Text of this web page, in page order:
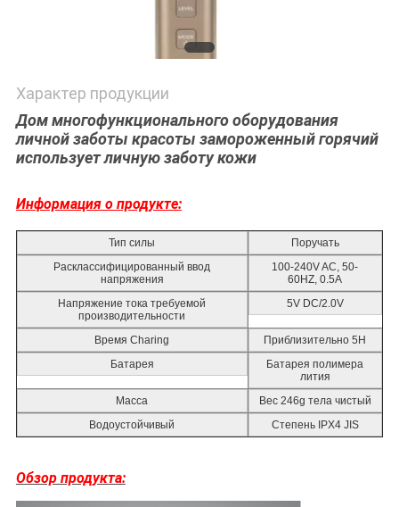
Характер продукции
Дом многофункционального оборудования
личной заботы красоты замороженный горячий
использует личную заботу кожи
Информация о продукте:
Тип силы
Поручать
Расклассифицированный ввод
напряжения
100-240V AC, 50-
60HZ, 0.5A
Напряжение тока требуемой
производительности
5V DC/2.0V
Время Charing
Приблизительно 5H
Батарея
Батарея полимера
лития
Масса
Вес 246g тела чистый
Водоустойчивый
Степень IPX4 JIS
Обзор продукта: